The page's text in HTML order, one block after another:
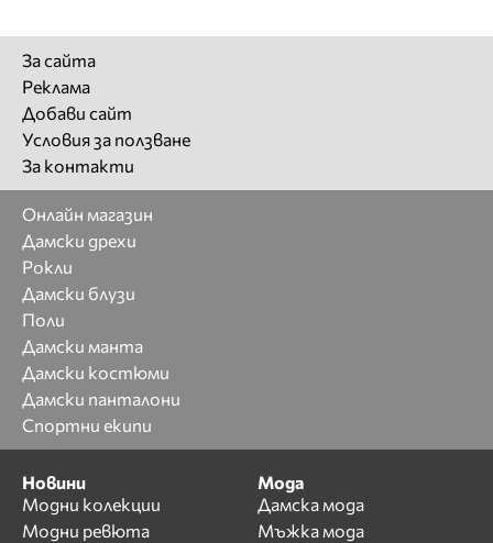
За сайта
Реклама
Добави сайт
Условия за ползване
За контакти
Онлайн магазин
Дамски дрехи
Рокли
Дамски блузи
Поли
Дамски манта
Дамски костюми
Дамски панталони
Спортни екипи
Новини
Модни колекции
Модни ревюта
Мода
Дамска мода
Мъжка мода